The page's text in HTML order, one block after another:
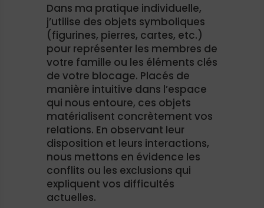
Dans ma pratique individuelle,
j’utilise des objets symboliques
(figurines, pierres, cartes, etc.)
pour représenter les membres de
votre famille ou les éléments clés
de votre blocage. Placés de
manière intuitive dans l’espace
qui nous entoure, ces objets
matérialisent concrètement vos
relations. En observant leur
disposition et leurs interactions,
nous mettons en évidence les
conflits ou les exclusions qui
expliquent vos difficultés
actuelles.